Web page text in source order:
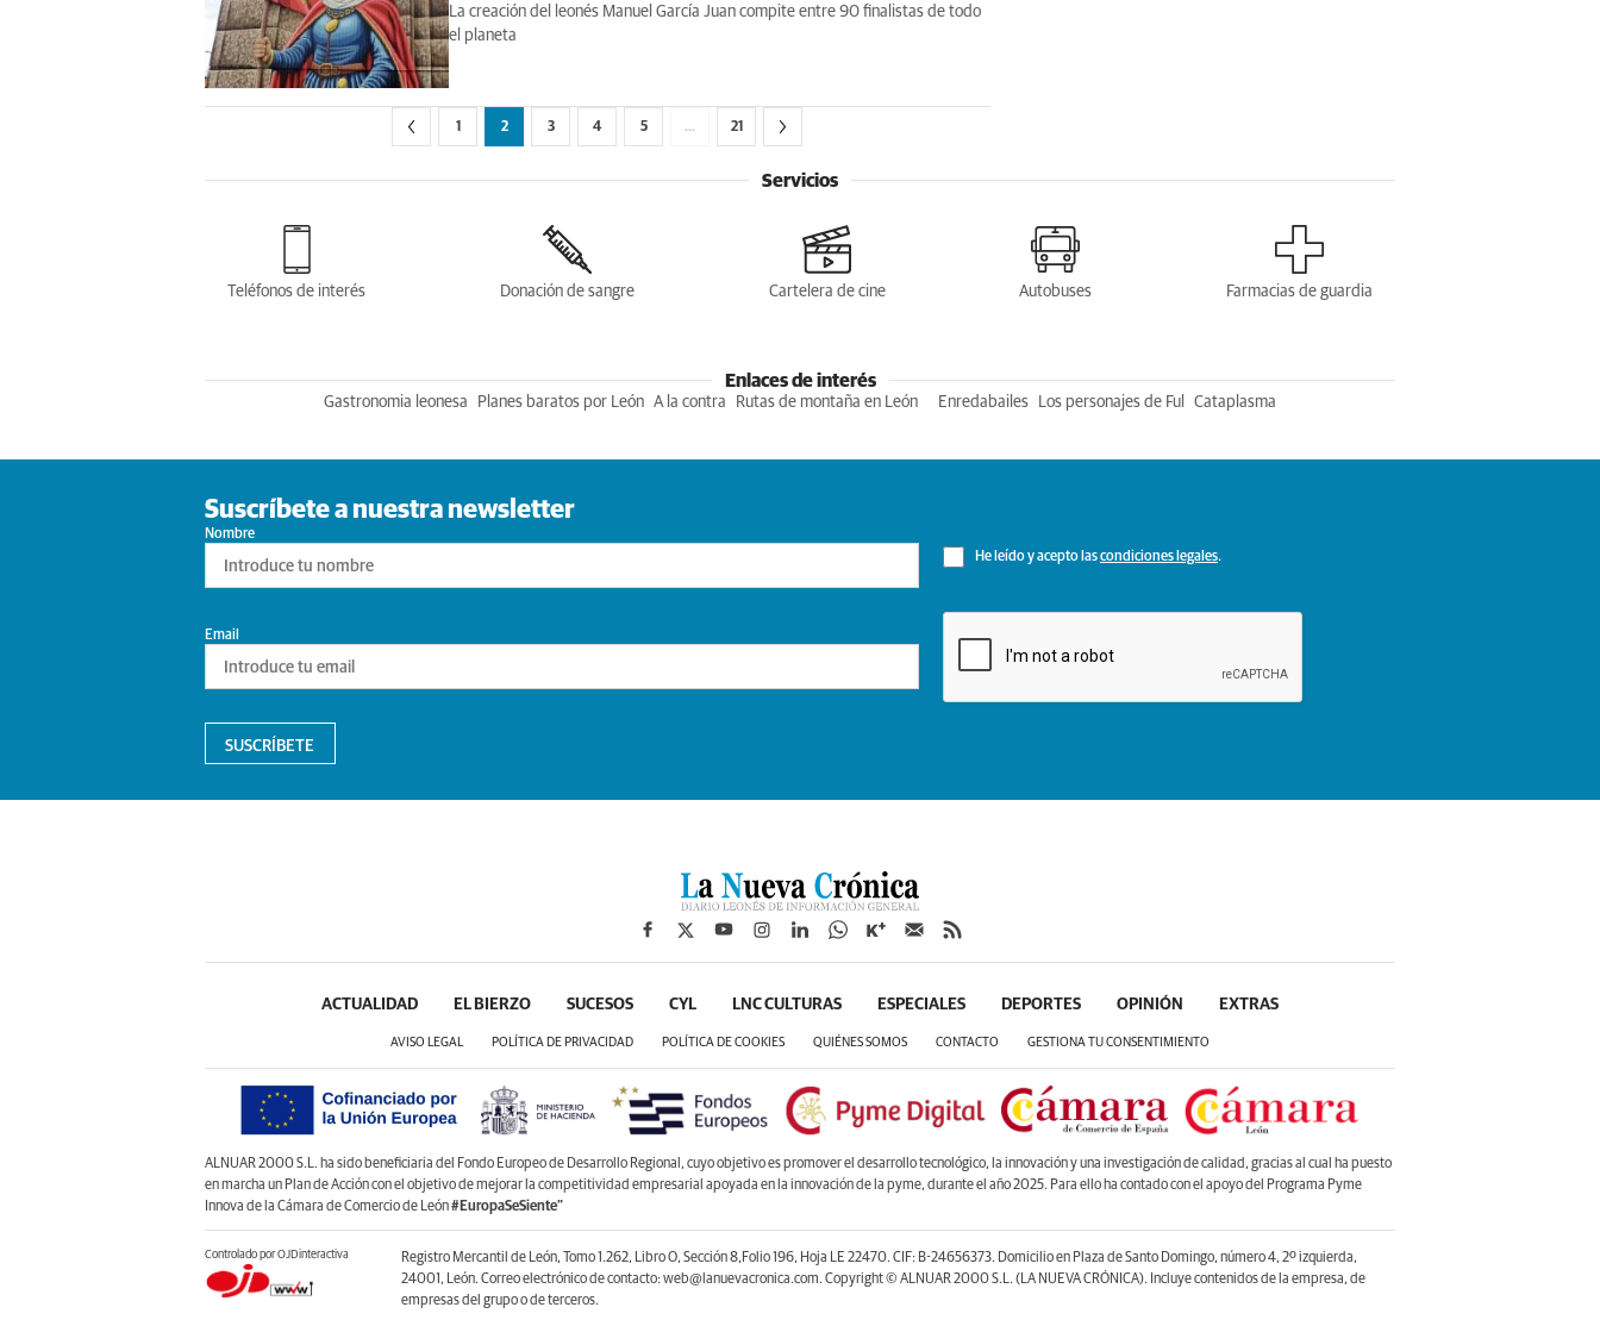
La creación del leonés Manuel García Juan compite entre 90 finalistas de todo
el planeta
1 2 3 4 5 … 21
Servicios
Teléfonos de interés Donación de sangre Cartelera de cine Autobuses Farmacias de guardia
Enlaces de interés
Gastronomia leonesa Planes baratos por León A la contra Rutas de montaña en León Enredabailes Los personajes de Ful Cataplasma
Suscríbete a nuestra newsletter
Nombre
He leído y acepto lascondiciones legales.
Email
SUSCRÍBETE
ACTUALIDAD EL BIERZO SUCESOS CYL LNC CULTURAS ESPECIALES DEPORTES OPINIÓN EXTRAS
AVISO LEGAL POLÍTICA DE PRIVACIDAD POLÍTICA DE COOKIES QUIÉNES SOMOS CONTACTO GESTIONA TU CONSENTIMIENTO
ALNUAR 2000 S.L. ha sido beneficiaria del Fondo Europeo de Desarrollo Regional, cuyo objetivo es promover el desarrollo tecnológico, la innovación y una investigación de calidad, gracias al cual ha puesto
en marcha un Plan de Acción con el objetivo de mejorar la competitividad empresarial apoyada en la innovación de la pyme, durante el año 2025. Para ello ha contado con el apoyo del Programa Pyme
Innova de la Cámara de Comercio de León#EuropaSeSiente”
Controlado por OJDinteractiva
Registro Mercantil de León, Tomo 1.262, Libro O, Sección 8,Folio 196, Hoja LE 22470. CIF: B-24656373. Domicilio en Plaza de Santo Domingo, número 4, 2º izquierda,
24001, León. Correo electrónico de contacto: web@lanuevacronica.com. Copyright © ALNUAR 2000 S.L. (LA NUEVA CRÓNICA). Incluye contenidos de la empresa, de
empresas del grupo o de terceros.